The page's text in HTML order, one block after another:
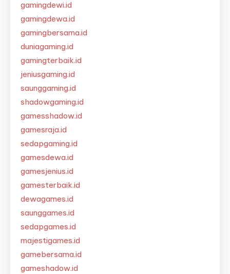
gamingdewi.id
gamingdewa.id
gamingbersama.id
duniagaming.id
gamingterbaik.id
jeniusgaming.id
saunggaming.id
shadowgaming.id
gamesshadow.id
gamesraja.id
sedapgaming.id
gamesdewa.id
gamesjenius.id
gamesterbaik.id
dewagames.id
saunggames.id
sedapgames.id
majestigames.id
gamebersama.id
gameshadow.id